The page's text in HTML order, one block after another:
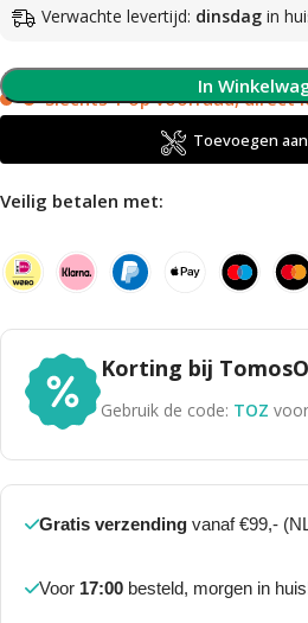
Verwachte levertijd: dinsdag in
Slechts 1 op voorraad, direct
In
Toevoegen
Veilig betalen met:
Korting bij
Gebruik de code: TOZ
Gratis verzending vanaf €99,-
Voor 17:00 besteld, morgen in